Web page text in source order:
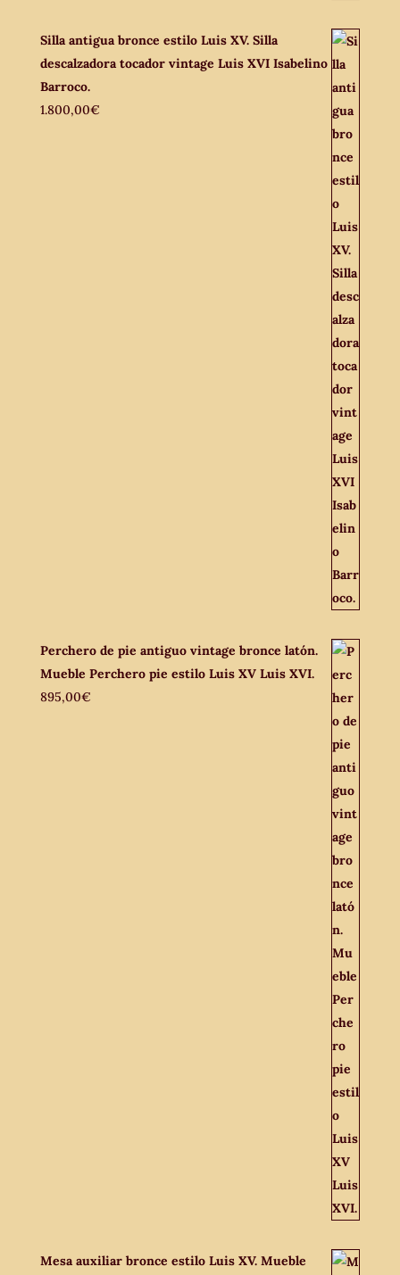
Silla antigua bronce estilo Luis XV. Silla
descalzadora tocador vintage Luis XVI Isabelino
Barroco.
1.800,00€
Perchero de pie antiguo vintage bronce latón.
Mueble Perchero pie estilo Luis XV Luis XVI.
895,00€
Mesa auxiliar bronce estilo Luis XV. Mueble